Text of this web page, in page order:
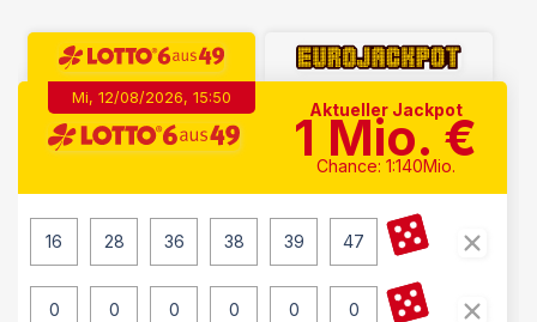
Mi, 12/08/2026, 15:50
Aktueller Jackpot
1 Mio. €
Chance: 1:140Mio.